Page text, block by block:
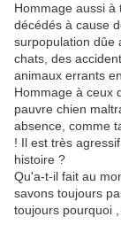
Hommage aussi à
décédés à cause
surpopulation dûe
chats, des
animaux errants
Hommage à ceux
pauvre chien
absence, comme
! Il est très
histoire ?
Qu'a-t-il fait au
savons toujours
toujours pourquoi